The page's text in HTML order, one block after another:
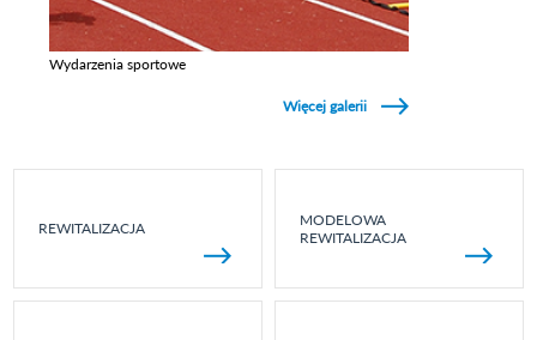
Wydarzenia sportowe
Więcej galerii
REWITALIZACJA
MODELOWA
REWITALIZACJA